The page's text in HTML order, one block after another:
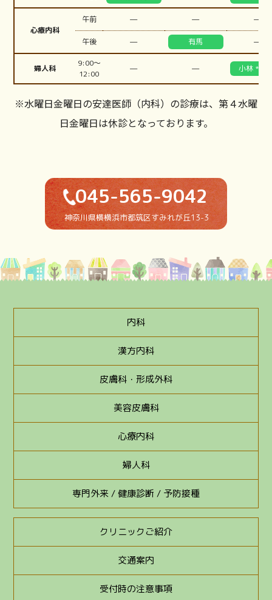
心療内科
午前 — — —
午後 — 有馬 —
婦人科
9:00〜
12:00
— — 小林 *第
※水曜日金曜日の安達医師（内科）の診療は、第４水曜
日金曜日は休診となっております。
045-565-9042
神奈川県横横浜市都筑区すみれが丘13-3
内科
漢方内科
皮膚科・形成外科
美容皮膚科
心療内科
婦人科
専門外来 / 健康診断 / 予防接種
クリニックご紹介
交通案内
受付時の注意事項